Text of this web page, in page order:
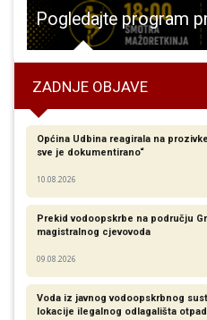
ZADNJE OBJAVE
Općina Udbina reagirala na
sve je dokumentirano“
10.08.2026
Prekid vodoopskrbe na području
magistralnog cjevovoda
09.08.2026
Voda iz javnog vodoopskrbnog
lokacije ilegalnog odlagališta